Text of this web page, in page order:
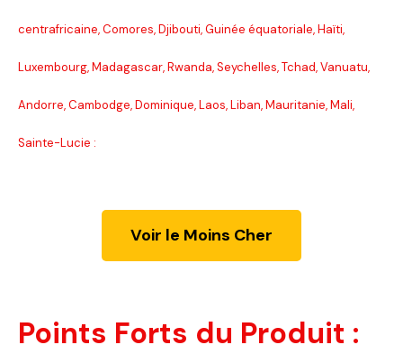
centrafricaine, Comores, Djibouti, Guinée équatoriale, Haïti,
Luxembourg, Madagascar, Rwanda, Seychelles, Tchad, Vanuatu,
Andorre, Cambodge, Dominique, Laos, Liban, Mauritanie, Mali,
Sainte-Lucie :
Voir le Moins Cher
Points Forts du Produit :